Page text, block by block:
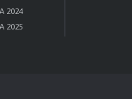
2024
2025